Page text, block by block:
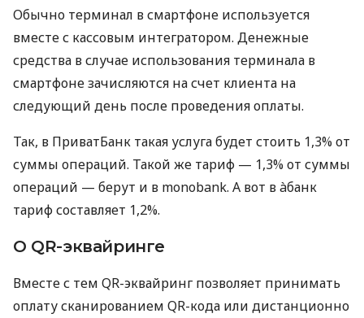
Обычно терминал в смартфоне используется
вместе с кассовым интегратором. Денежные
средства в случае использования терминала в
смартфоне зачисляются на счет клиента на
следующий день после проведения оплаты.
Так, в ПриватБанк такая услуга будет стоить 1,3% от
суммы операций. Такой же тариф — 1,3% от суммы
операций — берут и в monobank. А вот в àбанк
тариф составляет 1,2%.
О QR-эквайринге
Вместе с тем QR-эквайринг позволяет принимать
оплату сканированием QR-кода или дистанционно